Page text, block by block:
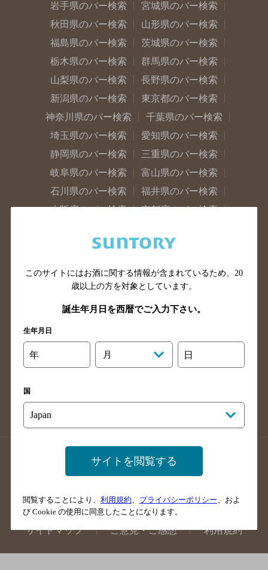
岩手県のバー検索
宮城県のバー検索
秋田県のバー検索
山形県のバー検索
福島県のバー検索
茨城県のバー検索
栃木県のバー検索
群馬県のバー検索
山梨県のバー検索
長野県のバー検索
新潟県のバー検索
東京都のバー検索
神奈川県のバー検索
千葉県のバー検索
埼玉県のバー検索
愛知県のバー検索
静岡県のバー検索
三重県のバー検索
岐阜県のバー検索
富山県のバー検索
石川県のバー検索
福井県のバー検索
大阪府のバー検索
京都府のバー検索
滋賀県のバー検索
和歌山県のバー検索
山口県のバー検索
鳥取県のバー検索
島根県のバー検索
徳島県のバー検索
高知県のバー検索
福岡県のバー検索
長崎県のバー検索
佐賀県のバー検索
店舗登録方法のご案内
店舗情報更新方法のご案内
掲載店舗様ログイン
サイトマップ ご意見・ご感想 利用規約
このサイトにはお酒に関する情報が含まれているため、 20
歳以上の方を対象としています。
誕生年月日を西暦でご入力下さい。
生年月日
年 月 日
国
サイトを閲覧する
閲覧することにより、 利用規約 プライバシーポリシー 、およ
び Cookie の使用に同意したことになります。